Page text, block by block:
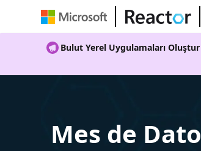
Bulut Yerel Uygulamaları Oluştur
Mes de